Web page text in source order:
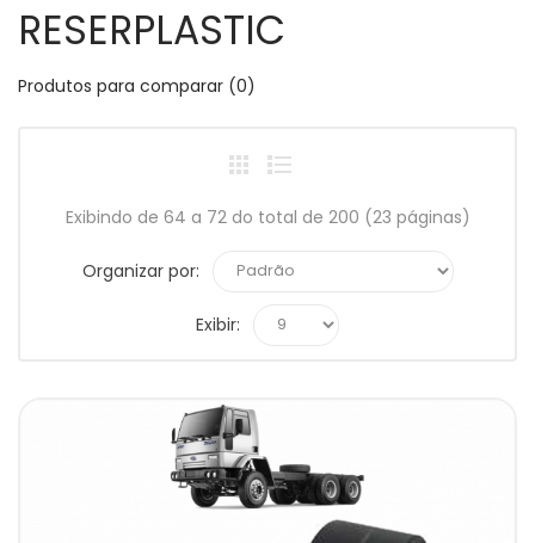
RESERPLASTIC
Produtos para comparar (0)
Exibindo de 64 a 72 do total de 200 (23 páginas)
Organizar por:
Exibir: